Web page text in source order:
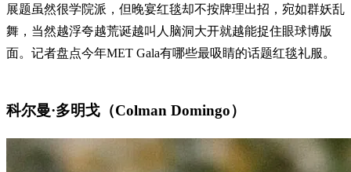
展题虽然很学院派，但晚宴红毯却不按牌理出招，宛如群妖乱
舞，当然越浮夸越荒诞越叫人脑洞大开就越能捉住眼球博版
面。记者盘点今年MET Gala有哪些最吸睛的话题红毯礼服。
科尔曼·多明戈（Colman Domingo）